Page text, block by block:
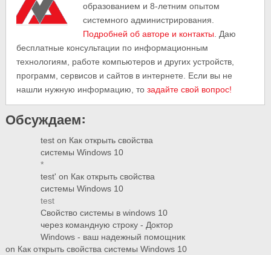
образованием и 8-летним опытом
системного администрирования.
Подробней об авторе и контакты . Даю
бесплатные консультации по информационным
технологиям, работе компьютеров и других устройств,
программ, сервисов и сайтов в интернете. Если вы не
нашли нужную информацию, тозадайте свой вопрос!
Обсуждаем:
test on Как открыть свойства
системы Windows 10
*
test' on Как открыть свойства
системы Windows 10
test
Свойство системы в windows 10
через командную строку - Доктор
Windows - ваш надежный помощник
on Как открыть свойства системы Windows 10